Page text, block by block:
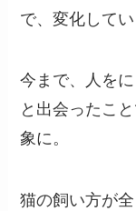
で、変化してい
今まで、人を
と出会ったこ
象に。
猫の飼い方が